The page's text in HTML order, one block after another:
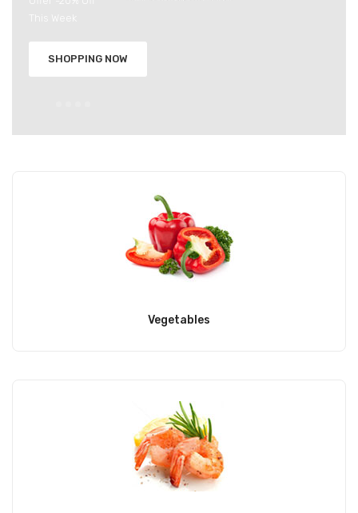
This Week
SHOPPING NOW
Vegetables